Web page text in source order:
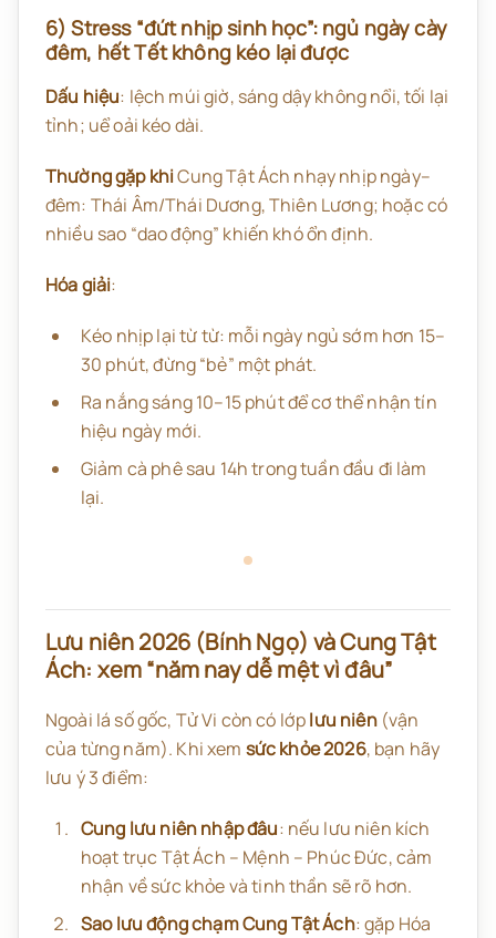
6) Stress “đứt nhịp sinh học”: ngủ ngày cày
đêm, hết Tết không kéo lại được
Dấu hiệu: lệch múi giờ, sáng dậy không nổi, tối lại
tỉnh; uể oải kéo dài.
Thường gặp khiCung Tật Ách nhạy nhịp ngày–
đêm: Thái Âm/Thái Dương, Thiên Lương; hoặc có
nhiều sao “dao động” khiến khó ổn định.
Hóa giải:
Kéo nhịp lại từ từ: mỗi ngày ngủ sớm hơn 15–
30 phút, đừng “bẻ” một phát.
Ra nắng sáng 10–15 phút để cơ thể nhận tín
hiệu ngày mới.
Giảm cà phê sau 14h trong tuần đầu đi làm
lại.
Lưu niên 2026 (Bính Ngọ) và Cung Tật
Ách: xem “năm nay dễ mệt vì đâu”
Ngoài lá số gốc, Tử Vi còn có lớplưu niên(vận
của từng năm). Khi xem sức khỏe 2026, bạn hãy
lưu ý 3 điểm:
Cung lưu niên nhập đâu: nếu lưu niên kích
hoạt trục Tật Ách – Mệnh – Phúc Đức, cảm
nhận về sức khỏe và tinh thần sẽ rõ hơn.
Sao lưu động chạm Cung Tật Ách: gặp Hóa